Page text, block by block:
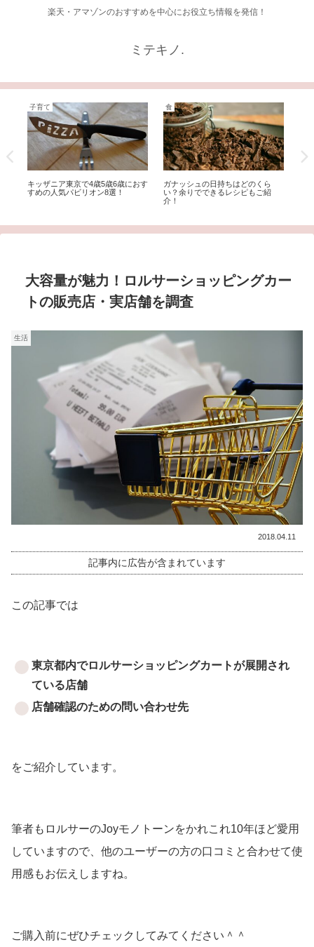
楽天・アマゾンのおすすめを中心にお役立ち情報を発信！
ミテキノ.
子育て
キッザニア東京で4歳5歳6歳におす
すめの人気パビリオン8選！
食
ガナッシュの日持ちはどのくら
い？余りでできるレシピもご紹
介！
大容量が魅力！ロルサーショッピングカー
トの販売店・実店舗を調査
生活
2018.04.11
記事内に広告が含まれています
この記事では
東京都内でロルサーショッピングカートが展開され
ている店舗
店舗確認のための問い合わせ先
をご紹介しています。
筆者もロルサーのJoyモノトーンをかれこれ10年ほど愛用
していますので、他のユーザーの方の口コミと合わせて使
用感もお伝えしますね。
ご購入前にぜひチェックしてみてください＾＾